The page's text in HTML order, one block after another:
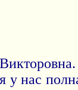
у нас